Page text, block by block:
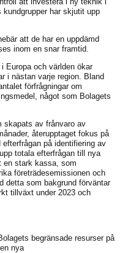
har skjutit upp
att de har en uppdämd
inom en snar framtid.
Europa och världen ökar
i nästan varje region. Bland
förfrågningar om
något som Bolagets
skapats av frånvaro av
återupptaget fokus på
på identifiering av
totala efterfrågan till nya
en stark kassa, som
företrädesemissionen och
detta som bakgrund förväntar
tillväxt under 2023 och
begränsade resurser på
nya